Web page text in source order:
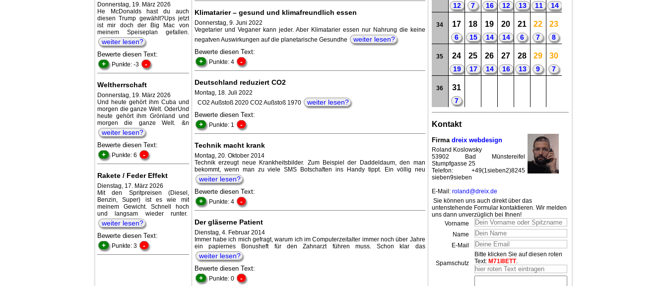
Donnerstag, 19. März 2026
He McDonalds hast du auch
diesen Trump gewählt?Ups jetzt
ist mir doch der Big Mac von
meinem Speiseplan gefallen.
weiter lesen?
Bewerte diesen Text:
+ Punkte: -3 -
Weltherrschaft
Donnerstag, 19. März 2026
Und heute gehört ihm Cuba und
morgen die ganze Welt. OderUnd
heute gehört ihm Grönland und
morgen die ganze Welt. &n
weiter lesen?
Bewerte diesen Text:
+ Punkte: 6 -
Rakete / Feder Effekt
Dienstag, 17. März 2026
Mit den Spritpreisen (Diesel,
Benzin, Super) ist es wie mit
meinem Gewicht. Schnell hoch
und langsam wieder runter.
weiter lesen?
Bewerte diesen Text:
+ Punkte: 3 -
Klimatarier – gesund und klimafreundlich essen
Donnerstag, 9. Juni 2022
Vegetarier und Veganer kann jeder. Aber Klimatarier essen nur Nahrung die keine
negatven Auswirkungen auf die planetarische Gesundhe
weiter lesen?
Bewerte diesen Text:
+ Punkte: 4 -
Deutschland reduziert CO2
Montag, 18. Juli 2022
CO2 Außstoß 2020 CO2 Außstoß 1970
weiter lesen?
Bewerte diesen Text:
+ Punkte: 1 -
Technik macht krank
Montag, 20. Oktober 2014
Technik erzeugt neue Krankheitsbilder. Zum Beispiel der Daddeldaum, den man
bekommt, wenn man zu viele SMS Botschaften ins Handy tippt. Ein völlig neu
weiter lesen?
Bewerte diesen Text:
+ Punkte: 4 -
Der gläserne Patient
Dienstag, 4. Februar 2014
Immer habe ich mich gefragt, warum ich im Computerzeitalter immer noch über Jahre
ein papiernes Bonusheft für den Zahnarzt führen muss. Schon klar das
weiter lesen?
Bewerte diesen Text:
+ Punkte: 0 -
12 7 16 12 13 11 14
34 17
6
18
15
19
14
20
14
21
6
22
7
23
8
35 24
19
25
17
26
14
27
16
28
13
29
9
30
7
36 31
7
Kontakt
Firma dreix webdesign
Roland Koslowsky
53902 Bad Münstereifel
Stumpfgasse 25
Telefon: +49(1sieben2)8245
sieben9sieben
E-Mail: roland@dreix.de
Sie können uns auch direkt über das
untenstehende Formular kontaktieren. Wir melden
uns dann unverzüglich bei Ihnen!
Vorname
Name
E-Mail
Spamschutz
Bitte klicken Sie auf diesen roten
Text: M71I8ETT.